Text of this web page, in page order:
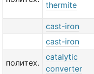
thermite
cast-iron
cast-iron
политех.
catalytic
converter